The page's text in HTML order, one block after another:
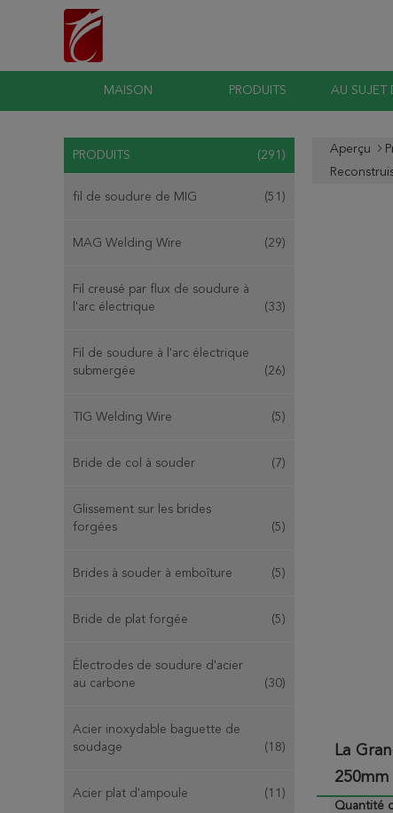
MAISON PRODUITS AU SUJET
PRODUITS (291)
fil de soudure de MIG (51)
MAG Welding Wire (29)
Fil creusé par flux de soudure à
l'arc électrique
(33)
Fil de soudure à l'arc électrique
submergée
(26)
TIG Welding Wire (5)
Bride de col à souder (7)
Glissement sur les brides
forgées
(5)
Brides à souder à emboîture (5)
Bride de plat forgée (5)
Électrodes de soudure d'acier
au carbone
(30)
Acier inoxydable baguette de
soudage
(18)
Acier plat d'ampoule (11)
Aperçu
La
250mm
Quantité